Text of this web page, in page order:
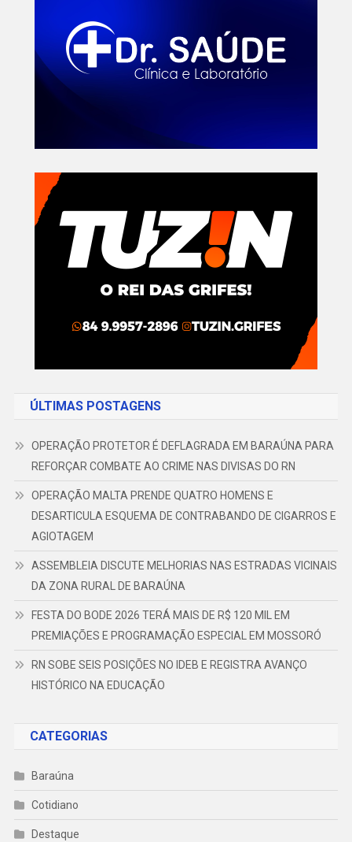
ÚLTIMAS POSTAGENS
OPERAÇÃO PROTETOR É DEFLAGRADA EM BARAÚNA PARA
REFORÇAR COMBATE AO CRIME NAS DIVISAS DO RN
OPERAÇÃO MALTA PRENDE QUATRO HOMENS E
DESARTICULA ESQUEMA DE CONTRABANDO DE CIGARROS E
AGIOTAGEM
ASSEMBLEIA DISCUTE MELHORIAS NAS ESTRADAS VICINAIS
DA ZONA RURAL DE BARAÚNA
FESTA DO BODE 2026 TERÁ MAIS DE R$ 120 MIL EM
PREMIAÇÕES E PROGRAMAÇÃO ESPECIAL EM MOSSORÓ
RN SOBE SEIS POSIÇÕES NO IDEB E REGISTRA AVANÇO
HISTÓRICO NA EDUCAÇÃO
CATEGORIAS
Baraúna
Cotidiano
Destaque